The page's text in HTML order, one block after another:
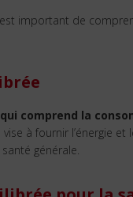
important de
comprend la
vise à fournir l’énergie
générale.